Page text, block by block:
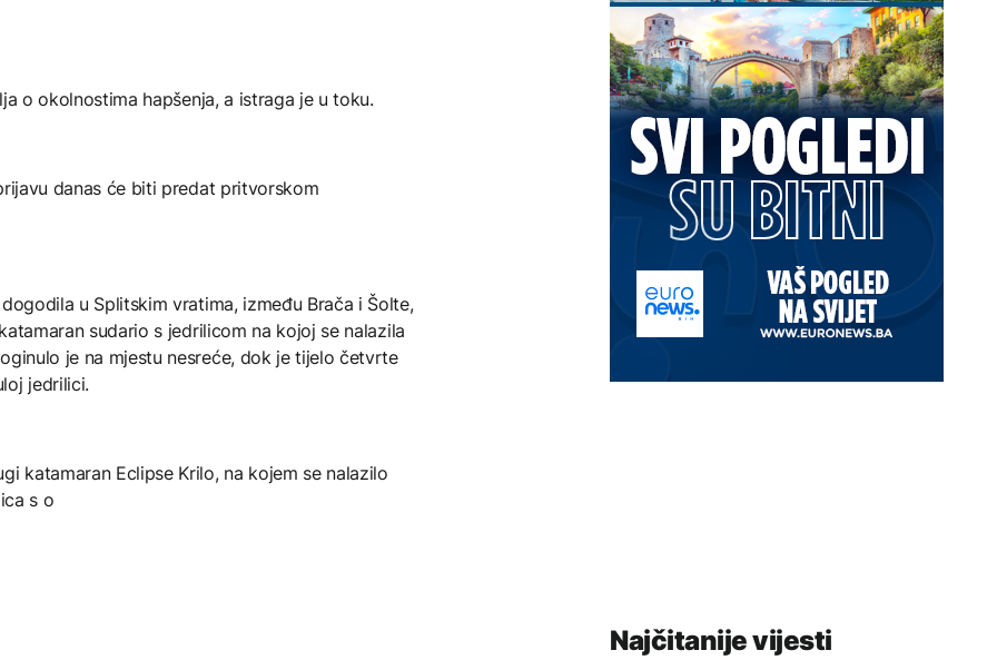
o okolnostima hapšenja, a istraga je u toku.
danas će biti predat pritvorskom
u Splitskim vratima, između Brača i Šolte,
sudario s jedrilicom na kojoj se nalazila
je na mjestu nesreće, dok je tijelo četvrte
jedrilici.
katamaran Eclipse Krilo, na kojem se nalazilo
s o
Najčitanije vijesti